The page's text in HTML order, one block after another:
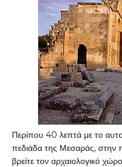
Περίπου 40 λεπτά με το
πεδιάδα της Μεσαράς, στην
βρείτε τον αρχαιολογικό